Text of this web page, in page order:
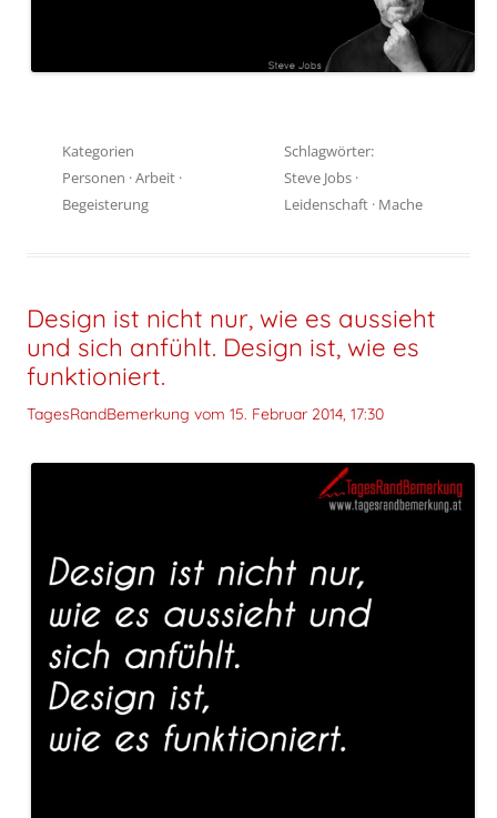
Kategorien
Personen ·Arbeit ·
Begeisterung
Schlagwörter:
Steve Jobs ·
Leidenschaft · Mache
Design ist nicht nur, wie es aussieht
und sich anfühlt. Design ist, wie es
funktioniert.
TagesRandBemerkung vom 15. Februar 2014, 17:30